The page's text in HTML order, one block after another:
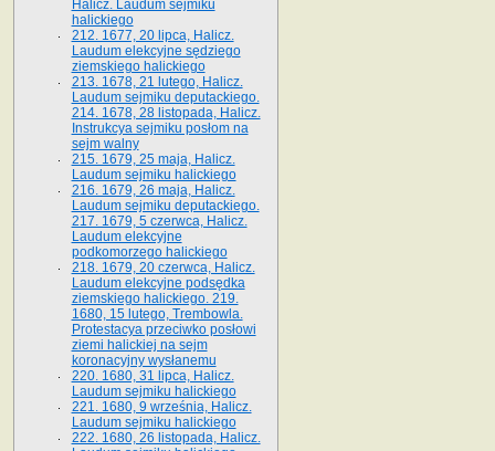
Halicz. Laudum sejmiku
halickiego
212. 1677, 20 lipca, Halicz.
Laudum elekcyjne sędziego
ziemskiego halickiego
213. 1678, 21 lutego, Halicz.
Laudum sejmiku deputackiego.
214. 1678, 28 listopada, Halicz.
Instrukcya sejmiku posłom na
sejm walny
215. 1679, 25 maja, Halicz.
Laudum sejmiku halickiego
216. 1679, 26 maja, Halicz.
Laudum sejmiku deputackiego.
217. 1679, 5 czerwca, Halicz.
Laudum elekcyjne
podkomorzego halickiego
218. 1679, 20 czerwca, Halicz.
Laudum elekcyjne podsędka
ziemskiego halickiego. 219.
1680, 15 lutego, Trembowla.
Protestacya przeciwko posłowi
ziemi halickiej na sejm
koronacyjny wysłanemu
220. 1680, 31 lipca, Halicz.
Laudum sejmiku halickiego
221. 1680, 9 września, Halicz.
Laudum sejmiku halickiego
222. 1680, 26 listopada, Halicz.